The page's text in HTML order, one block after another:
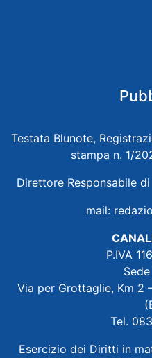
Testata Blunote,
stampa n. 1/
Direttore Responsabile
mail:
P.IVA
Via per Grottaglie, Km 2
Tel.
Esercizio dei Diritti in